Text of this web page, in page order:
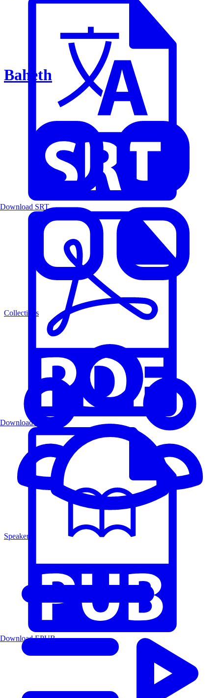
Baheth
Collections
Speakers
Download SRT
Download PDF
Download EPUB